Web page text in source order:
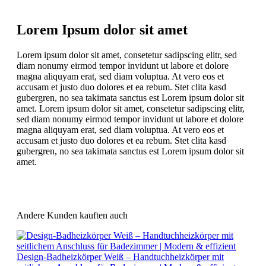
Lorem Ipsum dolor sit amet
Lorem ipsum dolor sit amet, consetetur sadipscing elitr, sed
diam nonumy eirmod tempor invidunt ut labore et dolore
magna aliquyam erat, sed diam voluptua. At vero eos et
accusam et justo duo dolores et ea rebum. Stet clita kasd
gubergren, no sea takimata sanctus est Lorem ipsum dolor sit
amet. Lorem ipsum dolor sit amet, consetetur sadipscing elitr,
sed diam nonumy eirmod tempor invidunt ut labore et dolore
magna aliquyam erat, sed diam voluptua. At vero eos et
accusam et justo duo dolores et ea rebum. Stet clita kasd
gubergren, no sea takimata sanctus est Lorem ipsum dolor sit
amet.
Andere Kunden kauften auch
Design-Badheizkörper Weiß – Handtuchheizkörper mit